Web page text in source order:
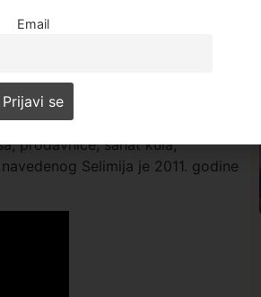
grada Edirne. Minara ove
ogleda se i u njenoj kupoli
a visoka je 45 metara.
sa stubovima, a sama džamija
prodavnice, sahat kula,
Selimija je 2011. godine
Email